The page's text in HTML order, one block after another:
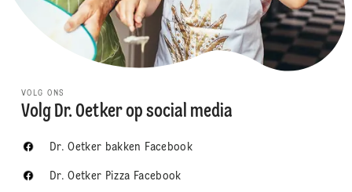
VOLG ONS
Volg Dr. Oetker op social media
Dr. Oetker bakken Facebook
Dr. Oetker Pizza Facebook